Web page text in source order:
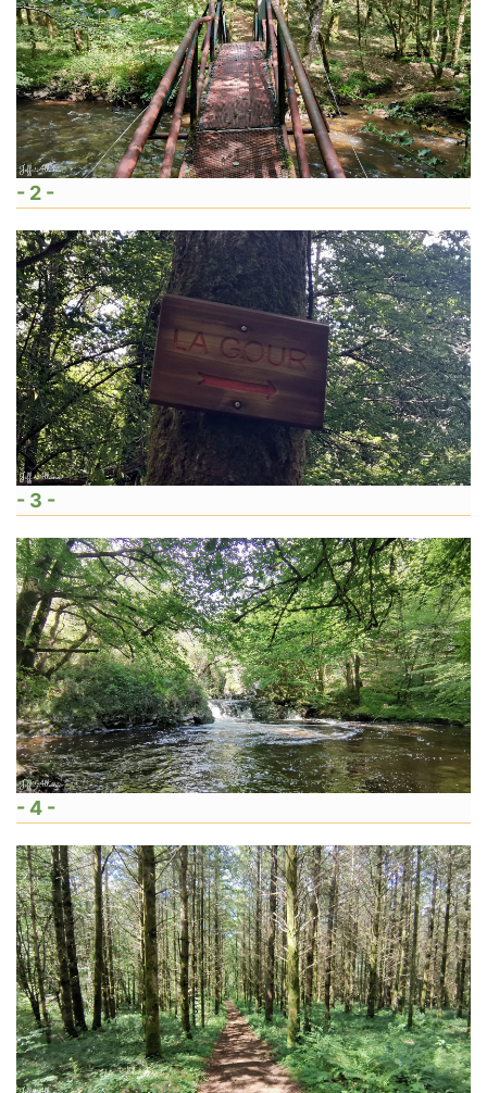
- 2 -
- 3 -
- 4 -